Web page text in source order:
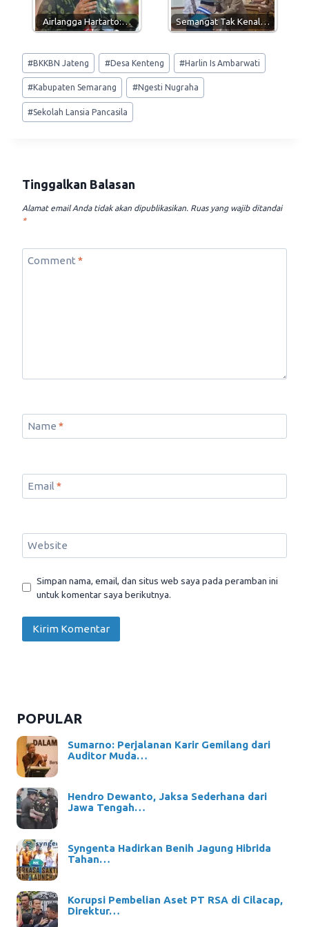
Airlangga Hartarto:… Semangat Tak Kenal…
Post
Tags:
#BKKBN Jateng #Desa Kenteng #Harlin Is Ambarwati
#Kabupaten Semarang #Ngesti Nugraha
#Sekolah Lansia Pancasila
Tinggalkan Balasan
Alamat email Anda tidak akan dipublikasikan. Ruas yang wajib ditandai
*
Comment *
Name *
Email *
Website
Simpan nama, email, dan situs web saya pada peramban ini
untuk komentar saya berikutnya.
POPULAR
Sumarno: Perjalanan Karir Gemilang dari
Auditor Muda…
Hendro Dewanto, Jaksa Sederhana dari
Jawa Tengah…
Syngenta Hadirkan Benih Jagung Hibrida
Tahan…
Korupsi Pembelian Aset PT RSA di Cilacap,
Direktur…